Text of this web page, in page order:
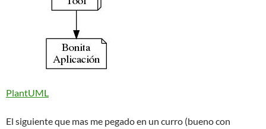
PlantUML
El siguiente que mas me pegado en un curro (bueno con